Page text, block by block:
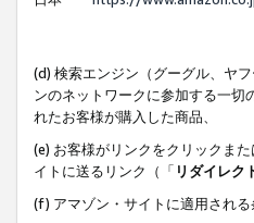
(d) 検索エンジン（グーグル、ヤ
ンのネットワークに参加する一切
れたお客様が購入した商品、
(e) お客様がリンクをクリックま
イトに送るリンク（「 リダイレク
(f) アマゾン・サイトに適用され